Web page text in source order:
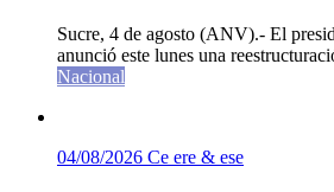
Sucre, 4 de agosto (ANV).- El
anunció este lunes una
Nacional
04/08/2026 Ce ere & ese